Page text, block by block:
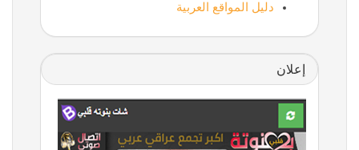
دليل المواقع العربية
إعلان